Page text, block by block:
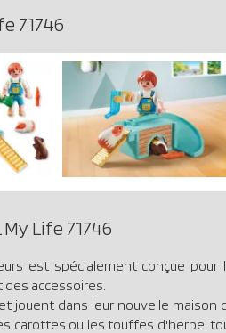
71746
My Life 71746
est spécialement conçue
accessoires.
jouent dans leur nouvelle
carottes ou les touffes d'herbe,